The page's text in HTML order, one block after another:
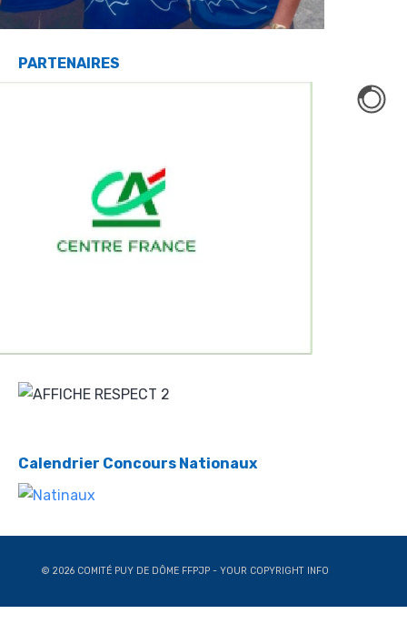
PARTENAIRES
Calendrier Concours Nationaux
© 2026 COMITÉ PUY DE DÔME FFPJP - YOUR COPYRIGHT INFO